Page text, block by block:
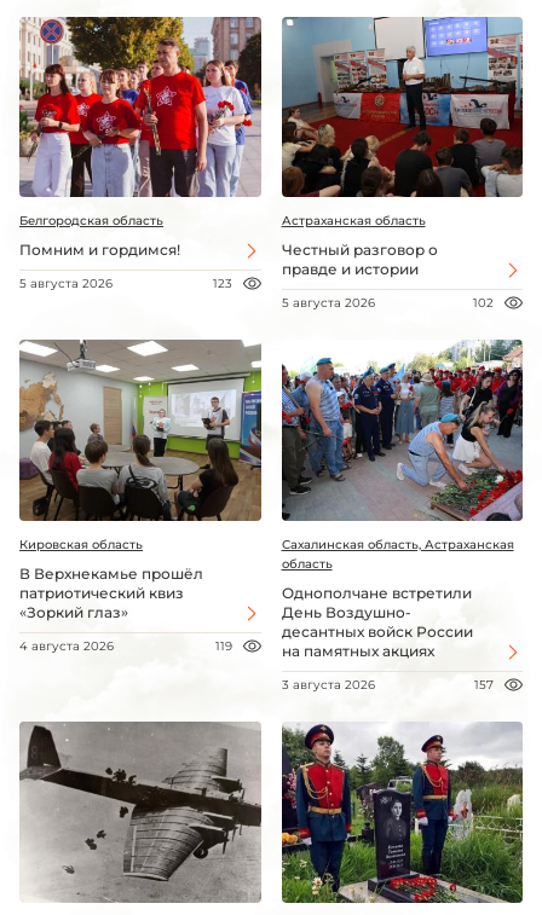
Белгородская область
Помним и гордимся!
5 августа 2026 123
Астраханская область
Честный разговор о
правде и истории
5 августа 2026 102
Кировская область
В Верхнекамье прошёл
патриотический квиз
«Зоркий глаз»
4 августа 2026 119
Сахалинская область, Астраханская
область
Однополчане встретили
День Воздушно-
десантных войск России
на памятных акциях
3 августа 2026 157